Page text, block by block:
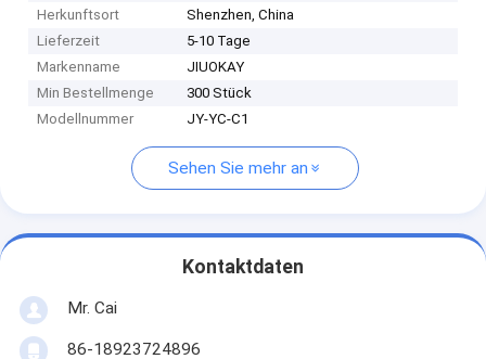
Herkunftsort
Shenzhen, China
Lieferzeit
5-10 Tage
Markenname
JIUOKAY
Min Bestellmenge
300 Stück
Modellnummer
JY-YC-C1
Sehen Sie mehr an
Kontaktdaten
Mr. Cai
86-18923724896